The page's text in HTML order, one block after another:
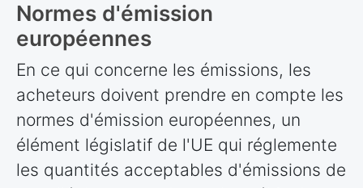
Normes d'émission
européennes
En ce qui concerne les émissions, les
acheteurs doivent prendre en compte les
normes d'émission européennes, un
élément législatif de l'UE qui réglemente
les quantités acceptables d'émissions de